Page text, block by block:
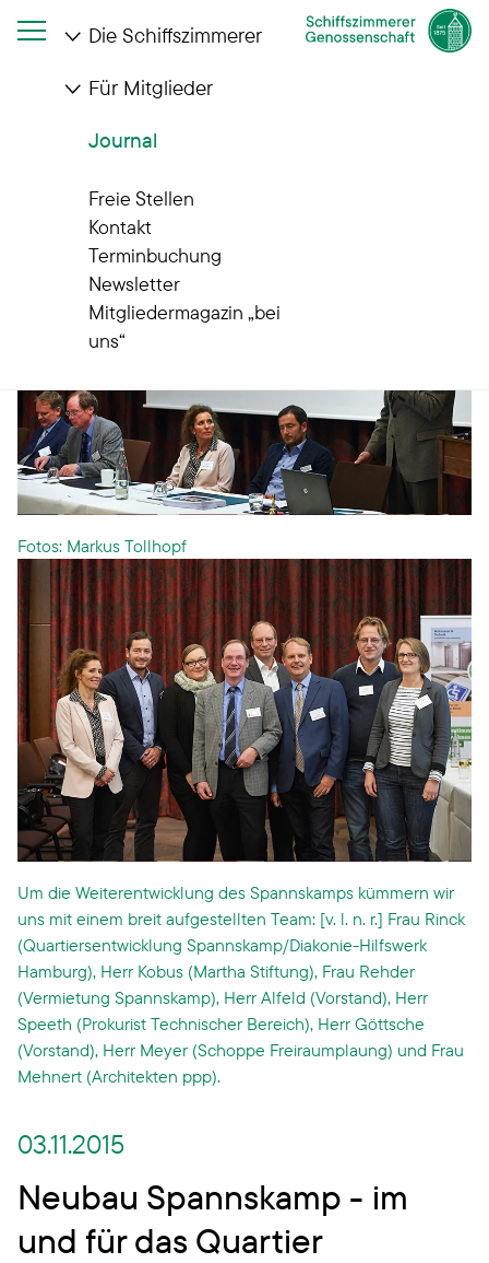
Die Schiffszimmerer
Für Mitglieder
Journal
Freie Stellen
Kontakt
Terminbuchung
Newsletter
Mitgliedermagazin „bei
uns“
Startseite
Journal Archiv
Fotos: Markus Tollhopf
Um die Weiterentwicklung des Spannskamps kümmern wir
uns mit einem breit aufgestellten Team: [v. l. n. r.] Frau Rinck
(Quartiersentwicklung Spannskamp/Diakonie-Hilfswerk
Hamburg), Herr Kobus (Martha Stiftung), Frau Rehder
(Vermietung Spannskamp), Herr Alfeld (Vorstand), Herr
Speeth (Prokurist Technischer Bereich), Herr Göttsche
(Vorstand), Herr Meyer (Schoppe Freiraumplaung) und Frau
Mehnert (Architekten ppp).
03.11.2015
Neubau Spannskamp - im
und für das Quartier